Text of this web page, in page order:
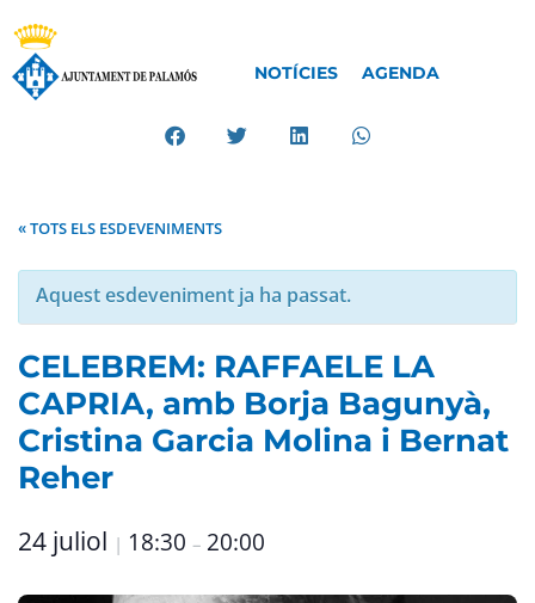
NOTÍCIES AGENDA
« TOTS ELS ESDEVENIMENTS
Aquest esdeveniment ja ha passat.
CELEBREM: RAFFAELE LA
CAPRIA, amb Borja Bagunyà,
Cristina Garcia Molina i Bernat
Reher
24 juliol | 18:30 – 20:00